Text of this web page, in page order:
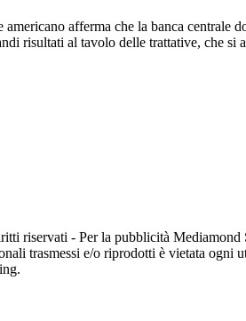
afferma che la banca centrale
risultati al tavolo delle trattative, che si
riservati - Per la pubblicità
trasmessi e/o riprodotti è vietata ogni